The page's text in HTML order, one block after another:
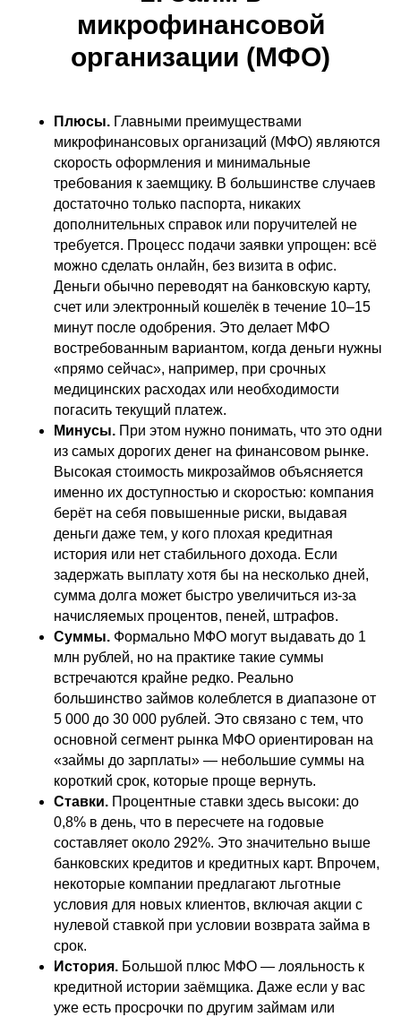
микрофинансовой
организации (МФО)
Плюсы. Главными преимуществами
микрофинансовых организаций (МФО) являются
скорость оформления и минимальные
требования к заемщику. В большинстве случаев
достаточно только паспорта, никаких
дополнительных справок или поручителей не
требуется. Процесс подачи заявки упрощен: всё
можно сделать онлайн, без визита в офис.
Деньги обычно переводят на банковскую карту,
счет или электронный кошелёк в течение 10–15
минут после одобрения. Это делает МФО
востребованным вариантом, когда деньги нужны
«прямо сейчас», например, при срочных
медицинских расходах или необходимости
погасить текущий платеж.
Минусы. При этом нужно понимать, что это одни
из самых дорогих денег на финансовом рынке.
Высокая стоимость микрозаймов объясняется
именно их доступностью и скоростью: компания
берёт на себя повышенные риски, выдавая
деньги даже тем, у кого плохая кредитная
история или нет стабильного дохода. Если
задержать выплату хотя бы на несколько дней,
сумма долга может быстро увеличиться из-за
начисляемых процентов, пеней, штрафов.
Суммы. Формально МФО могут выдавать до 1
млн рублей, но на практике такие суммы
встречаются крайне редко. Реально
большинство займов колеблется в диапазоне от
5 000 до 30 000 рублей. Это связано с тем, что
основной сегмент рынка МФО ориентирован на
«займы до зарплаты» — небольшие суммы на
короткий срок, которые проще вернуть.
Ставки. Процентные ставки здесь высоки: до
0,8% в день, что в пересчете на годовые
составляет около 292%. Это значительно выше
банковских кредитов и кредитных карт. Впрочем,
некоторые компании предлагают льготные
условия для новых клиентов, включая акции с
нулевой ставкой при условии возврата займа в
срок.
История. Большой плюс МФО — лояльность к
кредитной истории заёмщика. Даже если у вас
уже есть просрочки по другим займам или